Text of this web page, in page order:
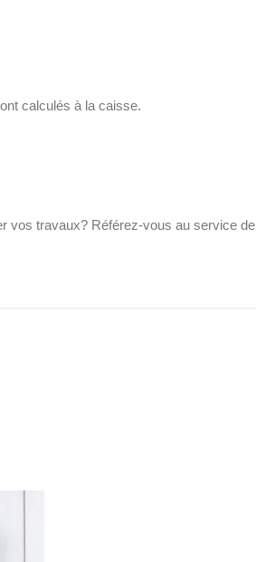
calculés à la caisse.
vos travaux? Référez-vous au service de